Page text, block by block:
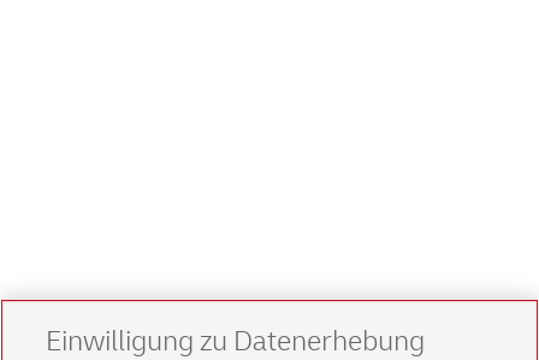
Einwilligung zu Datenerhebung